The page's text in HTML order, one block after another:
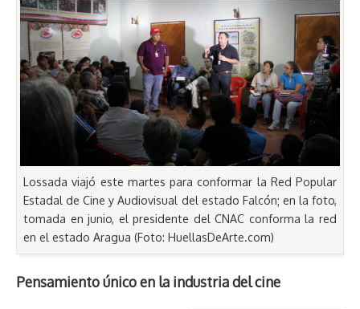
Lossada viajó este martes para conformar la Red Popular
Estadal de Cine y Audiovisual del estado Falcón; en la foto,
tomada en junio, el presidente del CNAC conforma la red
en el estado Aragua (Foto: HuellasDeArte.com)
Pensamiento único en la industria del cine